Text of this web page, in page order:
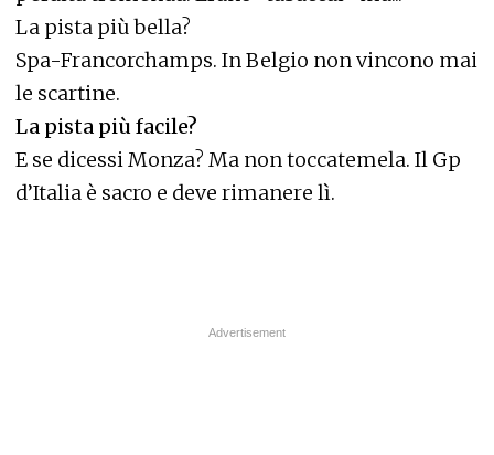
La pista più bella?
Spa-Francorchamps. In Belgio non vincono mai
le scartine.
La pista più facile?
E se dicessi Monza? Ma non toccatemela. Il Gp
d’Italia è sacro e deve rimanere lì.